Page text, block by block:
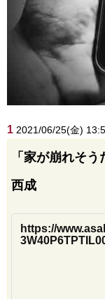
1 2021/06/25(金)
「家が崩れそ
西成
https://